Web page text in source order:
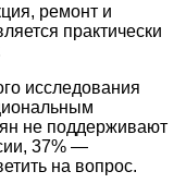
ремонт и
практически
исследования
не поддерживают
37% —
на вопрос.